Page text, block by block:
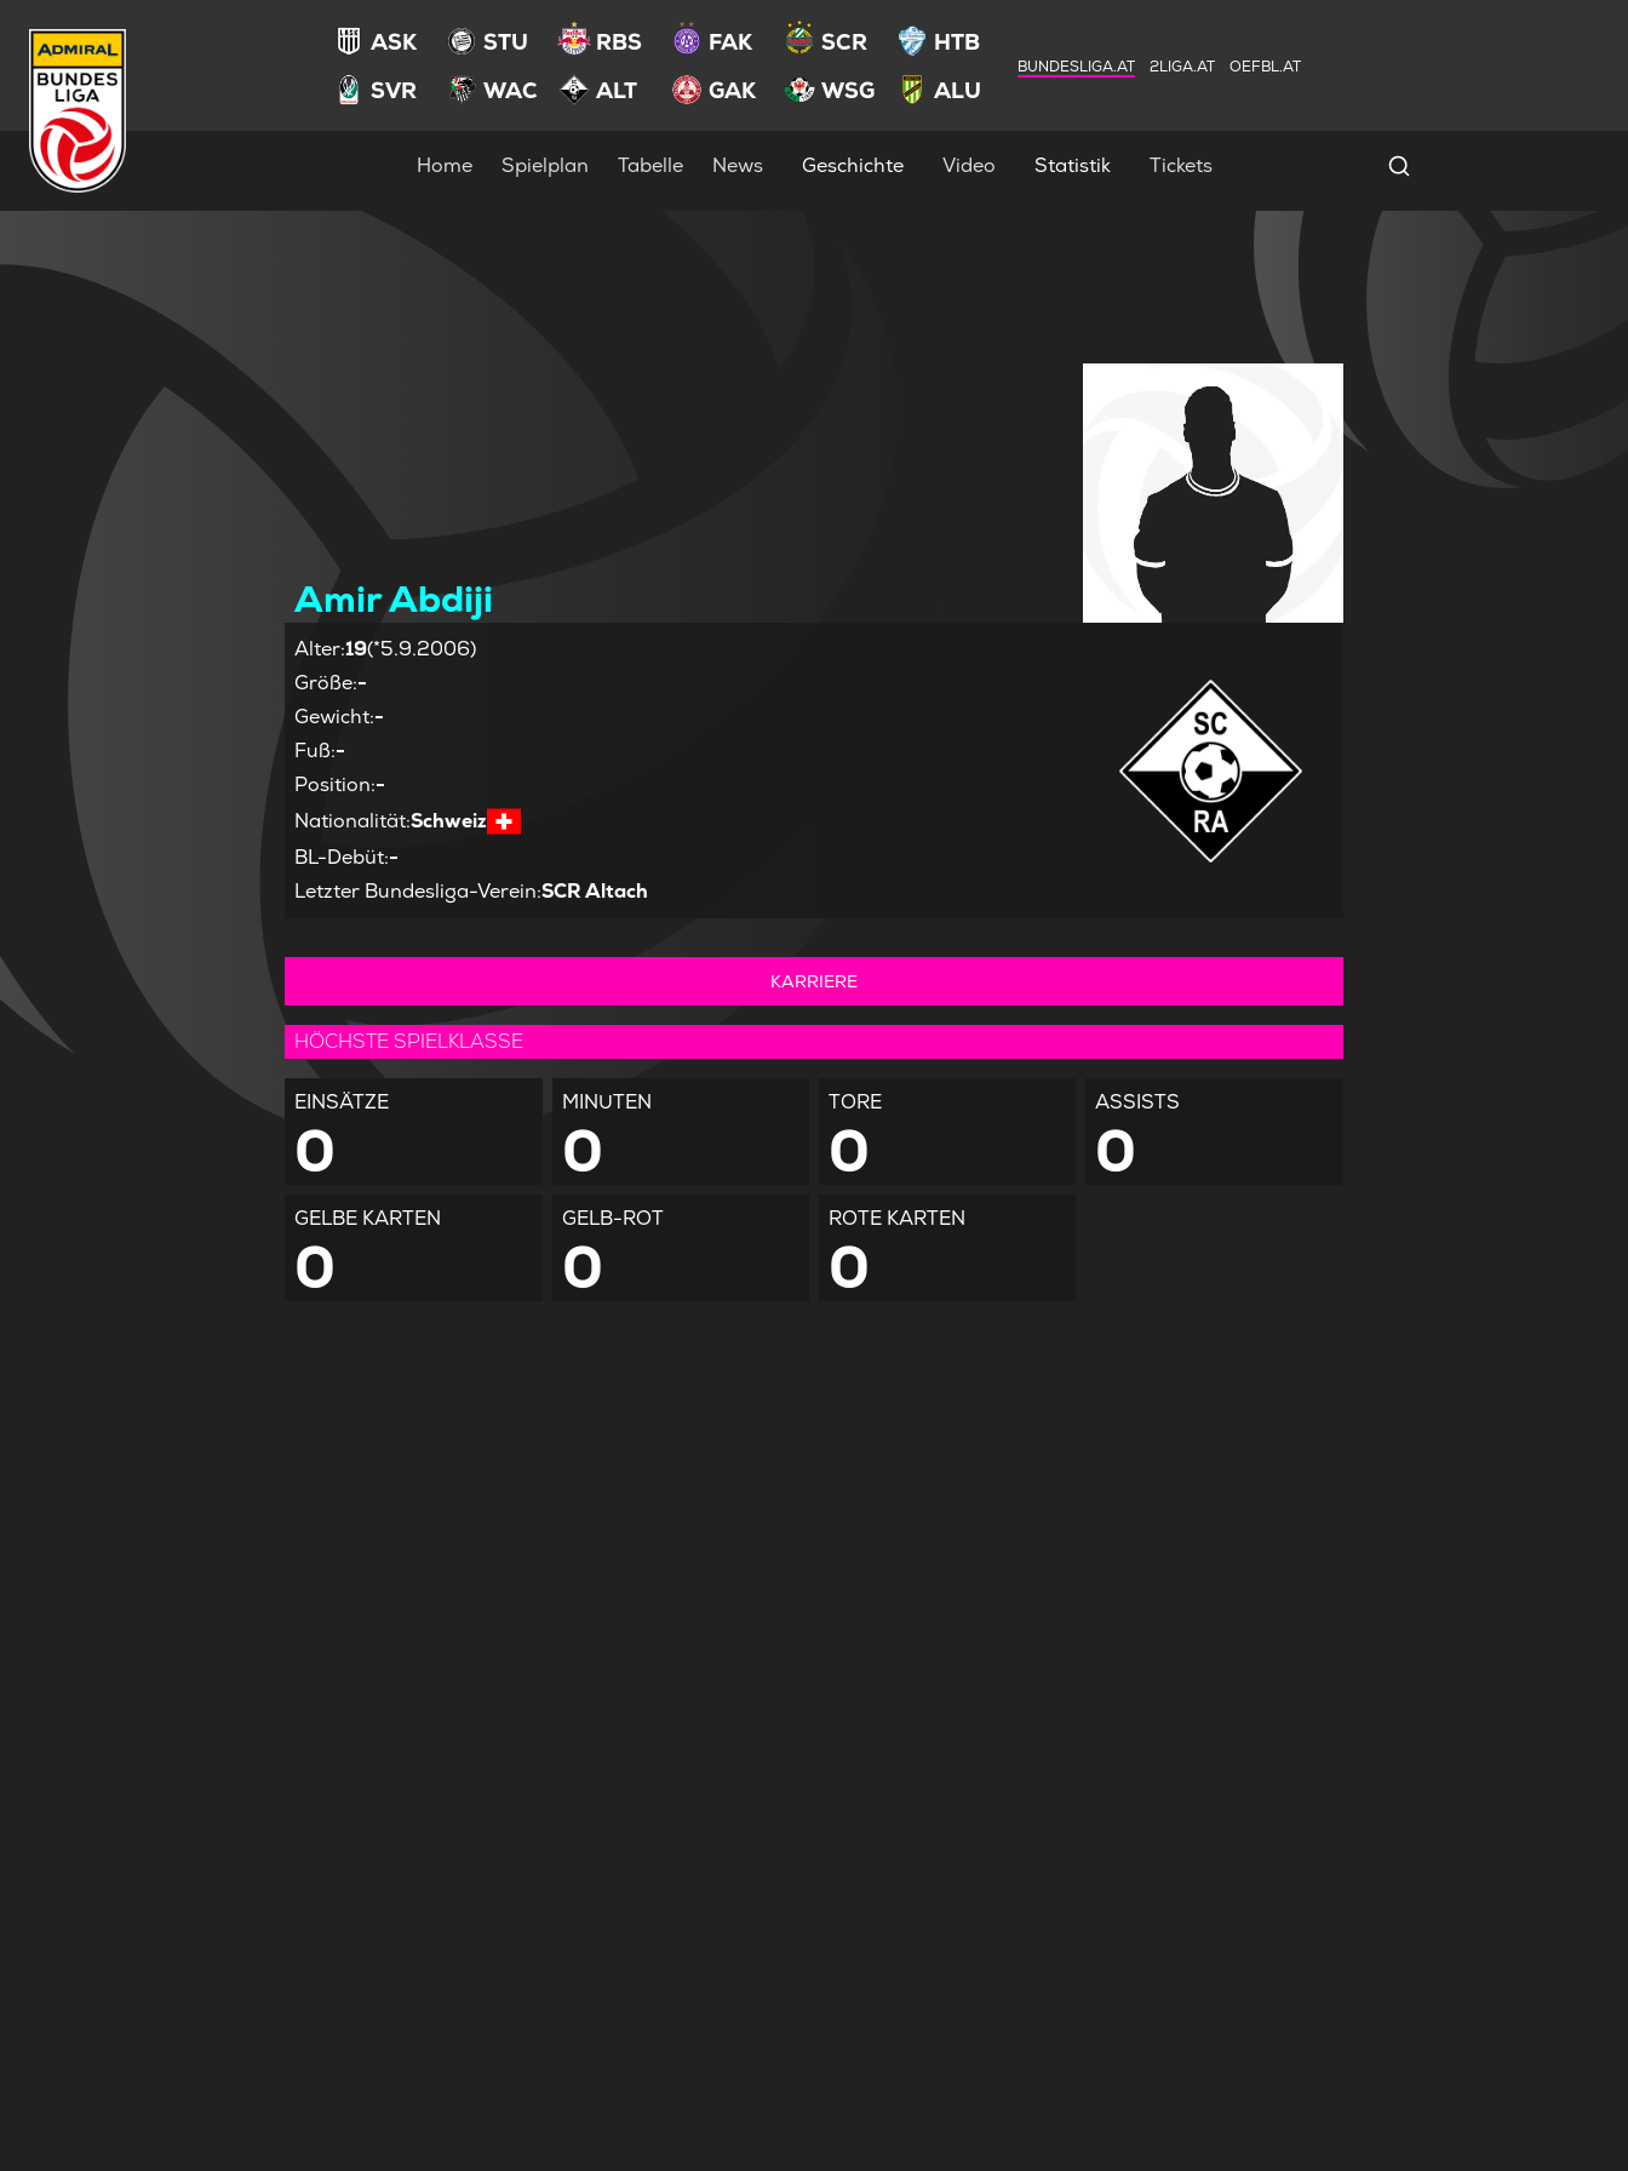
ASK STU RBS FAK SCR
HTB
SVR
WAC ALT GAK WSG ALU
BUNDESLIGA.AT 2LIGA.AT OEFBL.AT
Home Spielplan Tabelle News Geschichte Video Statistik Tickets Spielersuche
Amir Abdiji
Alter:19(*5.9.2006)
Größe:-
Gewicht:-
Fuß:-
Position:-
Nationalität:Schweiz
BL-Debüt:-
Letzter Bundesliga-Verein:SCR Altach
KARRIERE
HÖCHSTE SPIELKLASSE
EINSÄTZE
0
MINUTEN
0
TORE
0
ASSISTS
0
GELBE KARTEN
0
GELB-ROT
0
ROTE KARTEN
0